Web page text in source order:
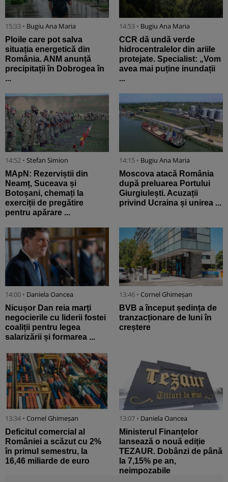
15:33 • Bugiu ⁠Ana Maria
Ploile care pot salva
situația energetică din
România. ANM anunță
precipitații în Dobrogea în
...
14:53 • Bugiu ⁠Ana Maria
CCR dă undă verde
hidrocentralelor din ariile
protejate. Specialist: „Vom
avea mai puține inundații
...
14:52 • Stefan Simion
MApN: Rezerviștii din
Neamț, Suceava și
Botoșani, chemați la
exerciții de pregătire
pentru apărare ...
14:15 • Bugiu ⁠Ana Maria
Moscova atacă România
după preluarea Portului
Giurgiulești. Acuzații
privind Ucraina și unirea ...
14:00 • Daniela Oancea
Nicușor Dan reia marți
negocierile cu liderii fostei
coaliții pentru legea
salarizării și formarea ...
13:46 • Cornel Ghimeșan
BVB a început ședința de
tranzacționare de luni în
creștere
13:34 • Cornel Ghimeșan
Deficitul comercial al
României a scăzut cu 2%
în primul semestru, la
16,46 miliarde de euro
13:07 • Daniela Oancea
Ministerul Finanțelor
lansează o nouă ediție
TEZAUR. Dobânzi de până
la 7,15% pe an,
neimpozabile